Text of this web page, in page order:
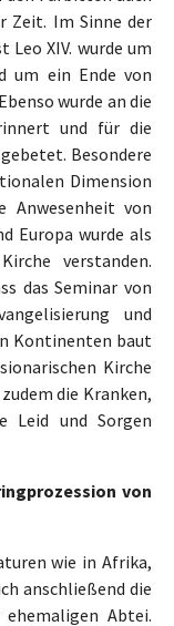
Zeit. Im Sinne der
XIV. wurde um
um ein Ende von
wurde an die
und für die
Besondere
Dimension
Anwesenheit von
Europa wurde als
verstanden.
das Seminar von
und
Kontinenten baut
Kirche
die Kranken,
Leid und Sorgen
von
wie in Afrika,
anschließend die
Abtei.